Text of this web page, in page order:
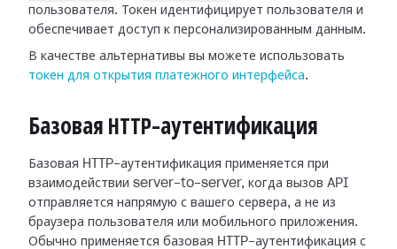
пользователя. Токен идентифицирует пользователя и
обеспечивает доступ к персонализированным данным.
В качестве альтернативы вы можете использовать
токен для открытия платежного интерфейса.
Базовая HTTP-аутентификация
Базовая HTTP-аутентификация применяется при
взаимодействии server-to-server, когда вызов API
отправляется напрямую с вашего сервера, а не из
браузера пользователя или мобильного приложения.
Обычно применяется базовая HTTP-аутентификация с